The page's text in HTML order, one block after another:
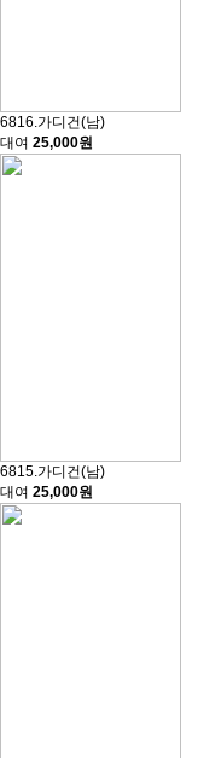
6816.가디건(남)
대여 25,000원
6815.가디건(남)
대여 25,000원